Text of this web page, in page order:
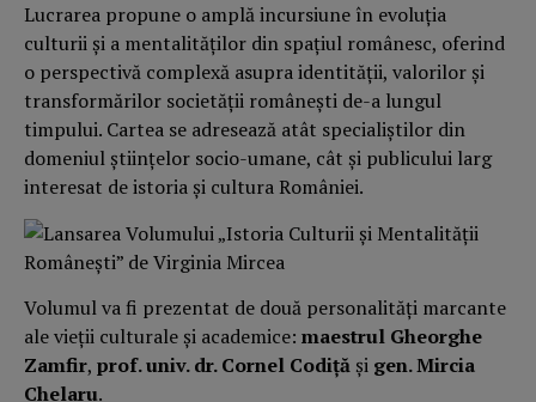
Lucrarea propune o amplă incursiune în evoluția
culturii și a mentalităților din spațiul românesc, oferind
o perspectivă complexă asupra identității, valorilor și
transformărilor societății românești de-a lungul
timpului. Cartea se adresează atât specialiștilor din
domeniul științelor socio-umane, cât și publicului larg
interesat de istoria și cultura României.
Volumul va fi prezentat de două personalități marcante
ale vieții culturale și academice: maestrul Gheorghe
Zamfir, prof. univ. dr. Cornel Codiță și gen. Mircia
Chelaru.